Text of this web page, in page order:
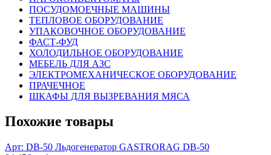
ПОСУДОМОЕЧНЫЕ МАШИНЫ
ТЕПЛОВОЕ ОБОРУДОВАНИЕ
УПАКОВОЧНОЕ ОБОРУДОВАНИЕ
ФАСТ-ФУД
ХОЛОДИЛЬНОЕ ОБОРУДОВАНИЕ
МЕБЕЛЬ ДЛЯ АЗС
ЭЛЕКТРОМЕХАНИЧЕСКОЕ ОБОРУДОВАНИЕ
ПРАЧЕЧНОЕ
ШКАФЫ ДЛЯ ВЫЗРЕВАНИЯ МЯСА
Похожие товары
Арт: DB-50 Льдогенератор GASTRORAG DB-50